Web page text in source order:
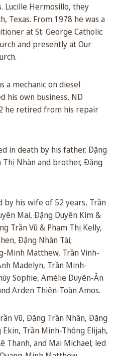
Lucille Hermosillo, they
Texas. From 1978 he was a
at St. George Catholic
and presently at Our
a mechanic on diesel
his own business, ND
he retired from his repair
in death by his father, Đặng
Thị Nhàn and brother, Đặng
by his wife of 52 years, Trần
Mai, Đặng Duyên Kim &
Trần Vũ & Phạm Thị Kelly,
Đặng Nhân Tài;
Minh Matthew, Trần Vinh-
Madelyn, Trần Minh-
Sophie, Amélie Duyên-Ân
Arden Thiên-Toàn Amos.
Vũ, Đặng Trần Nhân, Đặng
Trần Minh-Thông Elijah,
Thanh, and Mai Michael; led